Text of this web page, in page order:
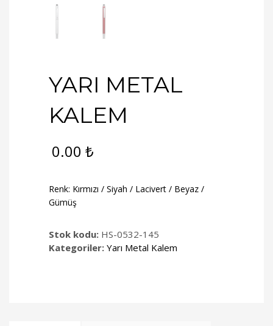
YARI METAL
KALEM
0.00 ₺
Renk: Kırmızı / Siyah / Lacivert / Beyaz /
Gümüş
Stok kodu: HS-0532-145
Kategoriler: Yarı Metal Kalem